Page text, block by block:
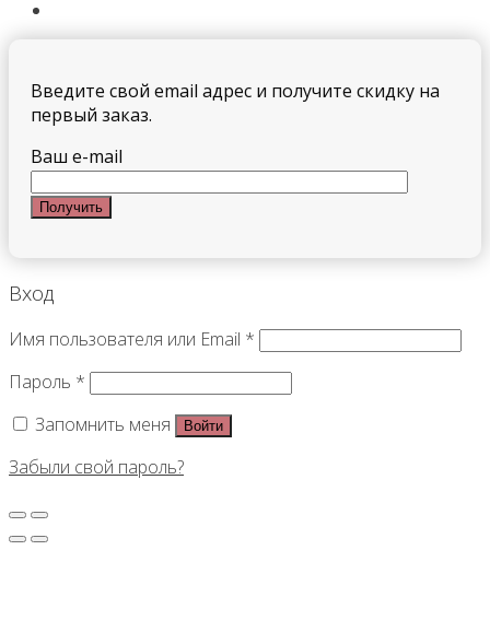
Введите свой email адрес и получите скидку на
первый заказ.
Ваш e-mail
Вход
Имя пользователя или Email *
Пароль *
Запомнить меня
Войти
Забыли свой пароль?